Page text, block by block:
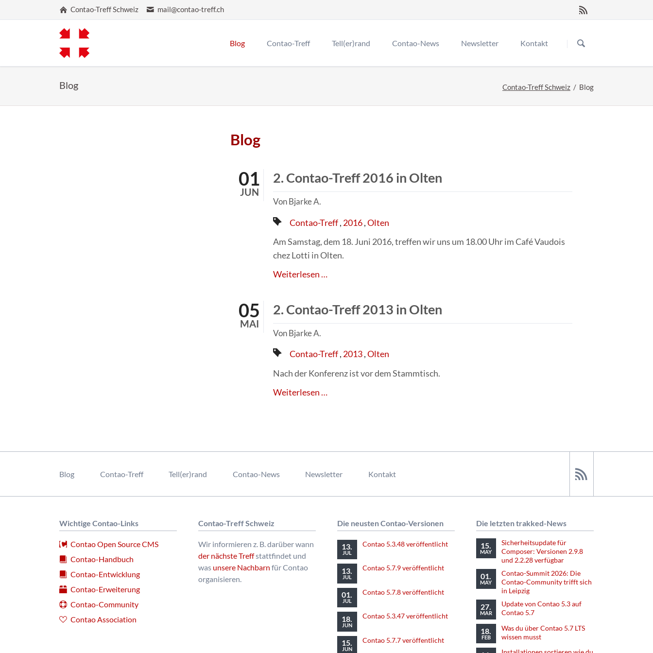
Contao-Treff Schweiz mail@contao-treff.ch
überspringen
Blog Contao-Treff Tell(er)rand Contao-News Newsletter Kontakt
Blog Contao-Treff Schweiz Blog
Blog
01
JUN
2. Contao-Treff 2016 in Olten
Von Bjarke A.
Blog:
Contao-Treff Jahr
2016 Lokalität:
Olten
Am Samstag, dem 18. Juni 2016, treffen wir uns um 18.00 Uhr im Café Vaudois
chez Lotti in Olten.
Weiterlesen …
2016
05
MAI
2. Contao-Treff 2013 in Olten
Von Bjarke A.
Blog:
Contao-Treff Jahr
2013 Lokalität:
Olten
Nach der Konferenz ist vor dem Stammtisch.
Weiterlesen …
Blog Contao-Treff Tell(er)rand Contao-News Newsletter Kontakt
Wichtige Contao-Links
Contao Open Source CMS
Contao-Handbuch
Contao-Entwicklung
Contao-Erweiterung
Contao-Community
Contao Association
Contao-Treff Schweiz
Wir informieren z. B. darüber wann
der nächste Treffstattfindet und
was unsere Nachbarn für Contao
organisieren.
Die neusten Contao-Versionen
13.
JUL
Contao 5.3.48 veröffentlicht
13.
JUL
Contao 5.7.9 veröffentlicht
01.
JUL
Contao 5.7.8 veröffentlicht
18.
JUN
Contao 5.3.47 veröffentlicht
15.
JUN
Contao 5.7.7 veröffentlicht
Die letzten trakked-News
15.
MAY
Sicherheitsupdate für
Composer: Versionen 2.9.8
und 2.2.28 verfügbar
01.
MAY
Contao-Summit 2026: Die
Contao-Community trifft sich
in Leipzig
27.
MAR
Update von Contao 5.3 auf
Contao 5.7
18.
FEB
Was du über Contao 5.7 LTS
wissen musst